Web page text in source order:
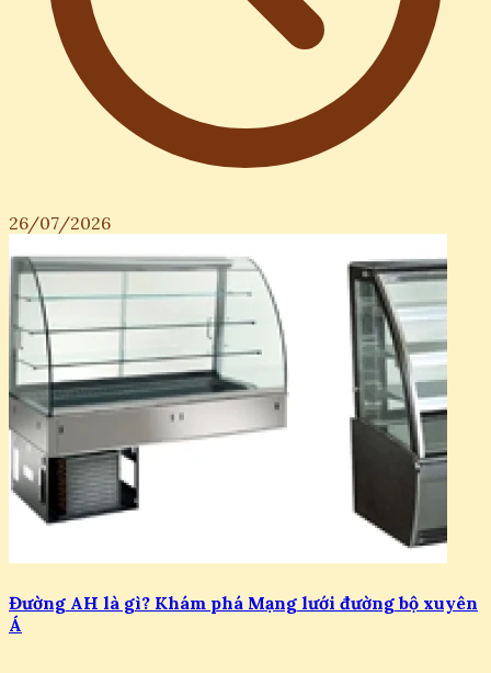
26/07/2026
Đường AH là gì? Khám phá Mạng lưới đường bộ xuyên
Á